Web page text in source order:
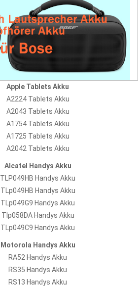
Apple Tablets Akku
A2224 Tablets Akku
A2043 Tablets Akku
A1754 Tablets Akku
A1725 Tablets Akku
A2042 Tablets Akku
Alcatel Handys Akku
TLP049HB Handys Akku
TLp049HB Handys Akku
TLp049G9 Handys Akku
Tlp058DA Handys Akku
TLp049C9 Handys Akku
Motorola Handys Akku
RA52 Handys Akku
RS35 Handys Akku
RS13 Handys Akku